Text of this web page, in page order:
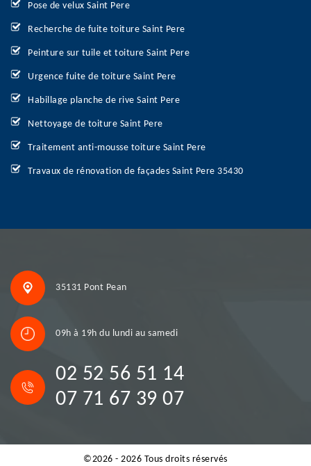
Pose de velux Saint Pere
Recherche de fuite toiture Saint Pere
Peinture sur tuile et toiture Saint Pere
Urgence fuite de toiture Saint Pere
Habillage planche de rive Saint Pere
Nettoyage de toiture Saint Pere
Traitement anti-mousse toiture Saint Pere
Travaux de rénovation de façades Saint Pere 35430
35131 Pont Pean
09h à 19h du lundi au samedi
02 52 56 51 14
07 71 67 39 07
©2026 - 2026 Tous droits réservés